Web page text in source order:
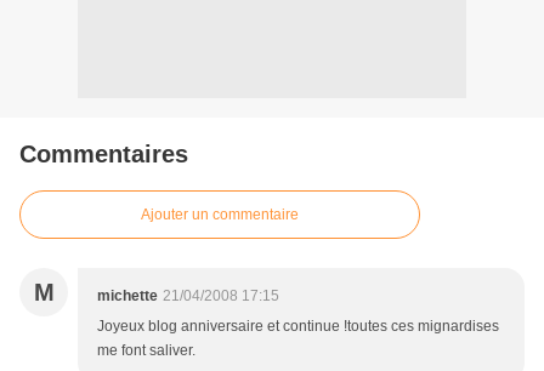
Commentaires
Ajouter un commentaire
M michette 21/04/2008 17:15
Joyeux blog anniversaire et continue !toutes ces mignardises
me font saliver.